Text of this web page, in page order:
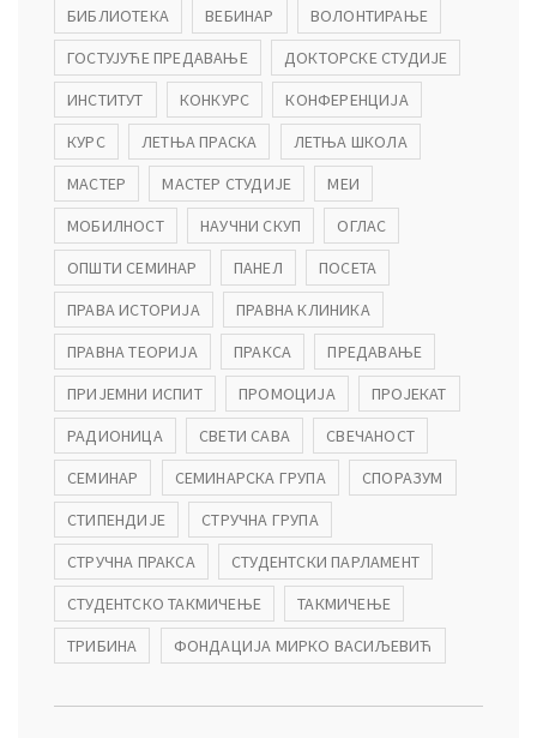
БИБЛИОТЕКА
ВЕБИНАР
ВОЛОНТИРАЊЕ
ГОСТУЈУЋЕ ПРЕДАВАЊЕ
ДОКТОРСКЕ СТУДИЈЕ
ИНСТИТУТ
КОНКУРС
КОНФЕРЕНЦИЈА
КУРС
ЛЕТЊА ПРАСКА
ЛЕТЊА ШКОЛА
МАСТЕР
МАСТЕР СТУДИЈЕ
МЕИ
МОБИЛНОСТ
НАУЧНИ СКУП
ОГЛАС
ОПШТИ СЕМИНАР
ПАНЕЛ
ПОСЕТА
ПРАВА ИСТОРИЈА
ПРАВНА КЛИНИКА
ПРАВНА ТЕОРИЈА
ПРАКСА
ПРЕДАВАЊЕ
ПРИЈЕМНИ ИСПИТ
ПРОМОЦИЈА
ПРОЈЕКАТ
РАДИОНИЦА
СВЕТИ САВА
СВЕЧАНОСТ
СЕМИНАР
СЕМИНАРСКА ГРУПА
СПОРАЗУМ
СТИПЕНДИЈЕ
СТРУЧНА ГРУПА
СТРУЧНА ПРАКСА
СТУДЕНТСКИ ПАРЛАМЕНТ
СТУДЕНТСКО ТАКМИЧЕЊЕ
ТАКМИЧЕЊЕ
ТРИБИНА
ФОНДАЦИЈА МИРКО ВАСИЉЕВИЋ